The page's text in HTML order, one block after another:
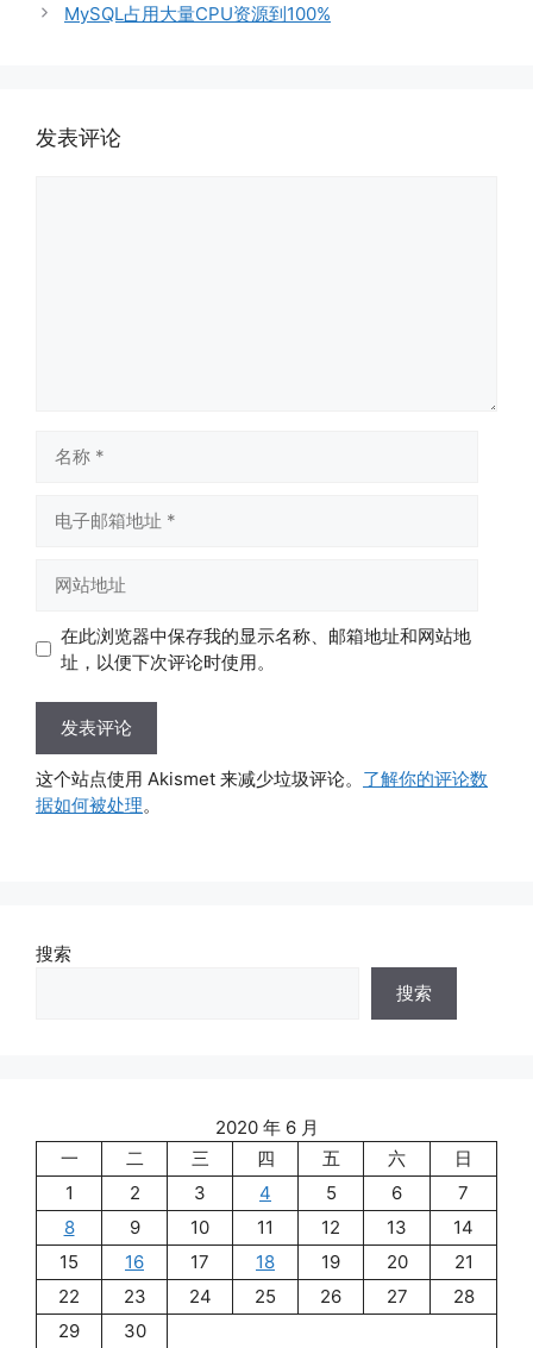
MySQL占用大量CPU资源到100%
发表评论
址
址
在此浏览器中保存我的显示名称、邮箱地址和网站地
址，以便下次评论时使用。
这个站点使用 Akismet 来减少垃圾评论。 了解你的评论数
据如何被处理。
搜索
搜索
2020 年 6 月
一
二 三 四 五 六
日
1
2 3 4 5 6
7
8
9 10 11 12 13
14
15
16 17 18 19 20
21
22
23 24 25 26 27
28
29
30